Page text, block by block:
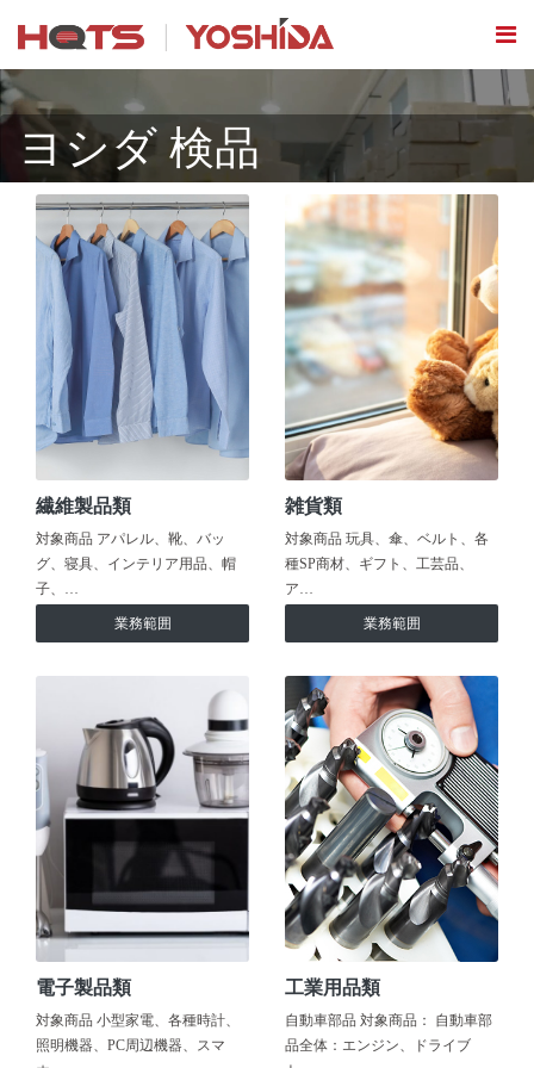
ヨシダ 検品
繊維製品類
対象商品 アパレル、靴、バッ
グ、寝具、インテリア用品、帽
子、…
業務範囲
雑貨類
対象商品 玩具、傘、ベルト、各
種SP商材、ギフト、工芸品、
ア…
業務範囲
電子製品類
対象商品 小型家電、各種時計、
照明機器、PC周辺機器、スマ
工業用品類
自動車部品 対象商品： 自動車部
品全体：エンジン、ドライブ